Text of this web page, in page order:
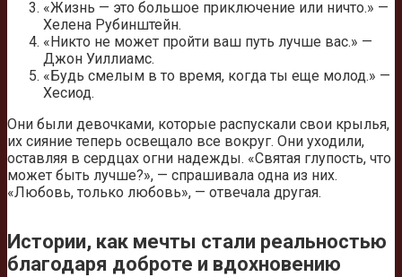
«Жизнь — это большое приключение или ничто.» —
Хелена Рубинштейн.
«Никто не может пройти ваш путь лучше вас.» —
Джон Уиллиамс.
«Будь смелым в то время, когда ты еще молод.» —
Хесиод.
Они были девочками, которые распускали свои крылья,
их сияние теперь освещало все вокруг. Они уходили,
оставляя в сердцах огни надежды. «Святая глупость, что
может быть лучше?», — спрашивала одна из них.
«Любовь, только любовь», — отвечала другая.
Истории, как мечты стали реальностью
благодаря доброте и вдохновению